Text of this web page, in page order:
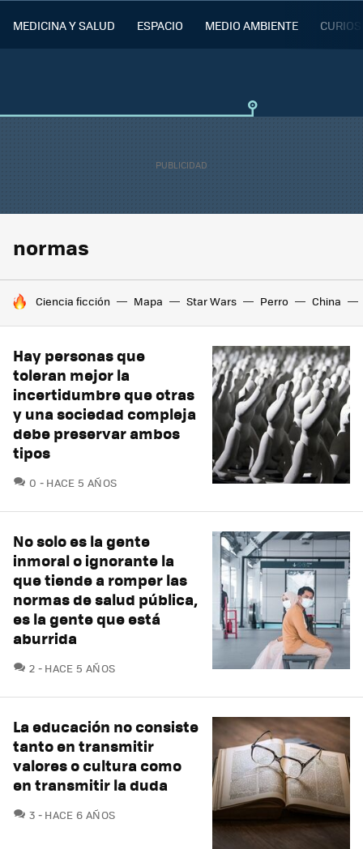
MEDICINA Y SALUD ESPACIO MEDIO AMBIENTE
normas
HOY SE HABLA DE
Ciencia ficción Mapa Star Wars Perro China
Hay personas que
toleran mejor la
incertidumbre que otras
y una sociedad compleja
debe preservar ambos
tipos
0 COMENTARIOS
HACE 5 AÑOS
No solo es la gente
inmoral o ignorante la
que tiende a romper las
normas de salud pública,
es la gente que está
aburrida
2 COMENTARIOS
HACE 5 AÑOS
La educación no consiste
tanto en transmitir
valores o cultura como
en transmitir la duda
3 COMENTARIOS
HACE 6 AÑOS